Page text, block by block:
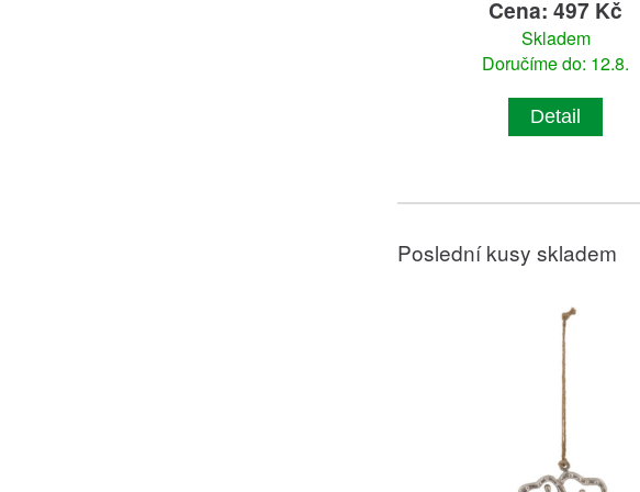
Cena: 497 Kč
Skladem
Doručíme do: 12.8.
Detail
Poslední kusy skladem